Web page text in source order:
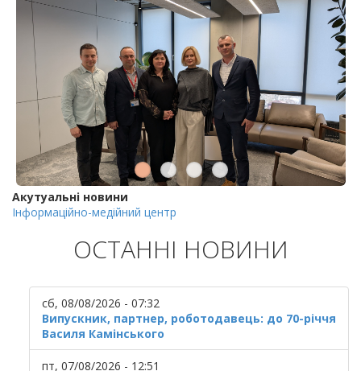
Акутуальні новини
Інформаційно-медійний центр
ОСТАННІ НОВИНИ
сб, 08/08/2026 - 07:32
Випускник, партнер, роботодавець: до 70-річчя
Василя Камінського
пт, 07/08/2026 - 12:51